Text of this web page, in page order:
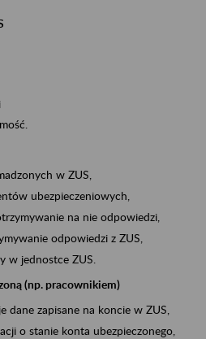
w ZUS,
ubezpieczeniowych,
na nie odpowiedzi,
odpowiedzi z ZUS,
w jednostce ZUS.
(np. pracownikiem)
dane zapisane na koncie w ZUS,
o stanie konta ubezpieczonego,